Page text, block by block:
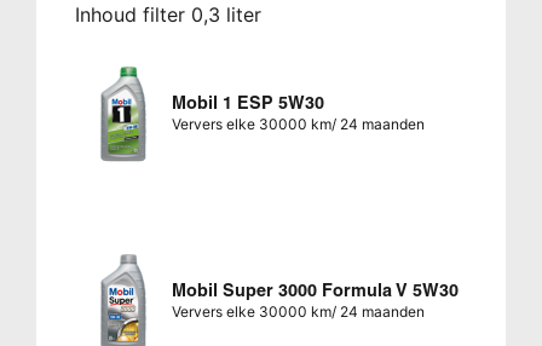
Inhoud filter 0,3 liter
Mobil 1 ESP 5W30
Ververs elke 30000 km/ 24 maanden
Mobil Super 3000 Formula V 5W30
Ververs elke 30000 km/ 24 maanden